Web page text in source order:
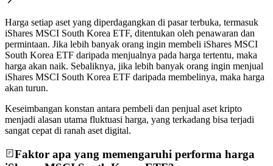
Harga setiap aset yang diperdagangkan di pasar terbuka, termasuk
iShares MSCI South Korea ETF, ditentukan oleh penawaran dan
permintaan. Jika lebih banyak orang ingin membeli iShares MSCI
South Korea ETF daripada menjualnya pada harga tertentu, maka
harga akan naik. Sebaliknya, jika lebih banyak orang ingin menjual
iShares MSCI South Korea ETF daripada membelinya, maka harga
akan turun.
Keseimbangan konstan antara pembeli dan penjual aset kripto
menjadi alasan utama fluktuasi harga, yang terkadang bisa terjadi
sangat cepat di ranah aset digital.
Faktor apa yang memengaruhi performa harga